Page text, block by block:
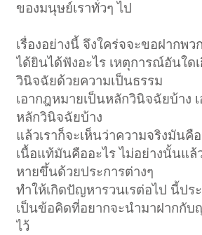
ของมนุษย์เราทั่วๆ ไป
เรื่องอย่างนี้ จึงใคร่จจะขอฝากพ
ได้ยินได้ฟังอะไร เหตุการณ์อันใด
วินิจฉัยด้วยความเป็นธรรม
เอากฎหมายเป็นหลักวินิจฉัยบ้าง
หลักวินิจฉัยบ้าง
แล้วเราก็จะเห็นว่าความจริงมันคื
เนื้อแท้มันคืออะไร ไม่อย่างนั้นแล้
หายขึ้นด้วยประการต่างๆ
ทำให้เกิดปัญหารวนเรต่อไป นี้ปร
เป็นข้อคิดที่อยากจะนำมาฝากกับ
ไว้